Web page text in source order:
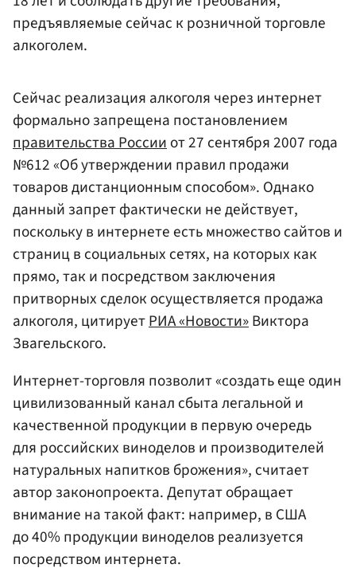
предъявляемые сейчас к розничной торговле
алкоголем.
Сейчас реализация алкоголя через интернет
формально запрещена постановлением
правительства Россииот 27 сентября 2007 года
№612 «Об утверждении правил продажи
товаров дистанционным способом». Однако
данный запрет фактически не действует,
поскольку в интернете есть множество сайтов и
страниц в социальных сетях, на которых как
прямо, так и посредством заключения
притворных сделок осуществляется продажа
алкоголя, цитируетРИА «Новости»Виктора
Звагельского.
Интернет-торговля позволит «создать еще один
цивилизованный канал сбыта легальной и
качественной продукции в первую очередь
для российских виноделов и производителей
натуральных напитков брожения», считает
автор законопроекта. Депутат обращает
внимание на такой факт: например, в США
до 40% продукции виноделов реализуется
посредством интернета.